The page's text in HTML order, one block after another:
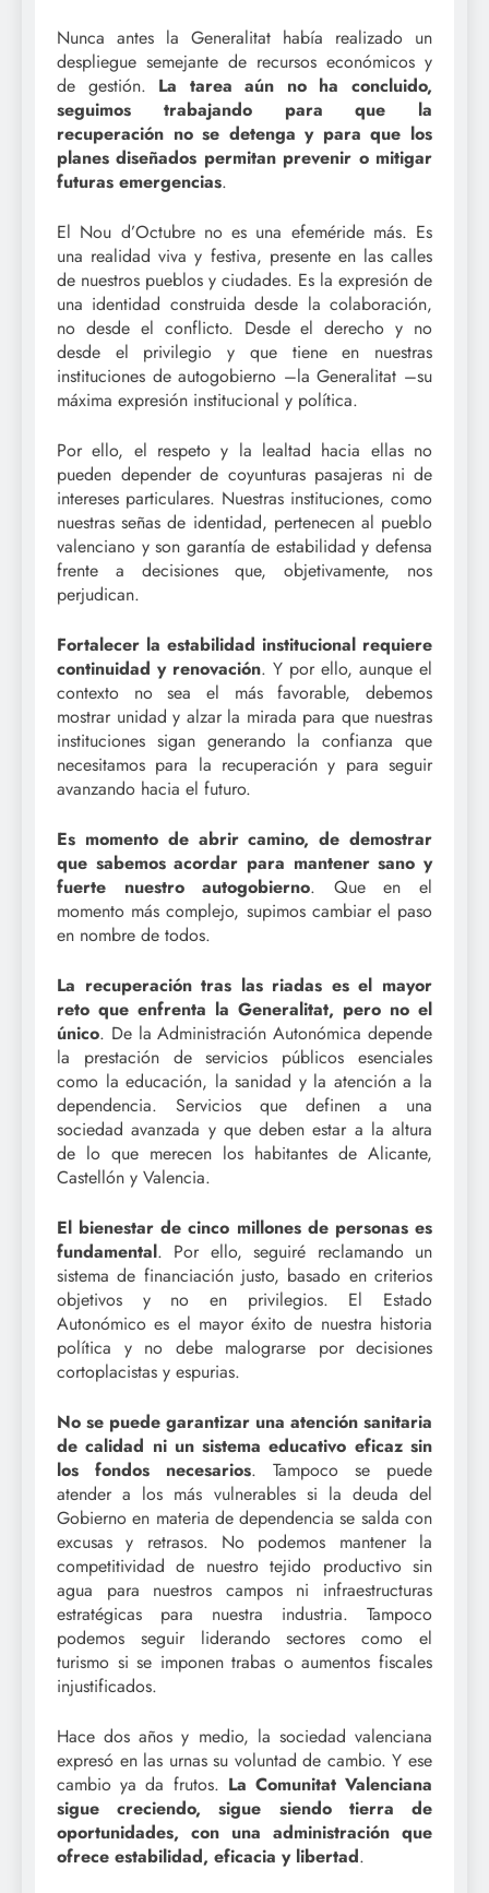
Nunca antes la Generalitat había realizado un
despliegue semejante de recursos económicos y
de gestión. La tarea aún no ha concluido,
seguimos trabajando para que la
recuperación no se detenga y para que los
planes diseñados permitan prevenir o mitigar
futuras emergencias.
El Nou d’Octubre no es una efeméride más. Es
una realidad viva y festiva, presente en las calles
de nuestros pueblos y ciudades. Es la expresión de
una identidad construida desde la colaboración,
no desde el conflicto. Desde el derecho y no
desde el privilegio y que tiene en nuestras
instituciones de autogobierno –la Generalitat –su
máxima expresión institucional y política.
Por ello, el respeto y la lealtad hacia ellas no
pueden depender de coyunturas pasajeras ni de
intereses particulares. Nuestras instituciones, como
nuestras señas de identidad, pertenecen al pueblo
valenciano y son garantía de estabilidad y defensa
frente a decisiones que, objetivamente, nos
perjudican.
Fortalecer la estabilidad institucional requiere
continuidad y renovación. Y por ello, aunque el
contexto no sea el más favorable, debemos
mostrar unidad y alzar la mirada para que nuestras
instituciones sigan generando la confianza que
necesitamos para la recuperación y para seguir
avanzando hacia el futuro.
Es momento de abrir camino, de demostrar
que sabemos acordar para mantener sano y
fuerte nuestro autogobierno. Que en el
momento más complejo, supimos cambiar el paso
en nombre de todos.
La recuperación tras las riadas es el mayor
reto que enfrenta la Generalitat, pero no el
único. De la Administración Autonómica depende
la prestación de servicios públicos esenciales
como la educación, la sanidad y la atención a la
dependencia. Servicios que definen a una
sociedad avanzada y que deben estar a la altura
de lo que merecen los habitantes de Alicante,
Castellón y Valencia.
El bienestar de cinco millones de personas es
fundamental. Por ello, seguiré reclamando un
sistema de financiación justo, basado en criterios
objetivos y no en privilegios. El Estado
Autonómico es el mayor éxito de nuestra historia
política y no debe malograrse por decisiones
cortoplacistas y espurias.
No se puede garantizar una atención sanitaria
de calidad ni un sistema educativo eficaz sin
los fondos necesarios. Tampoco se puede
atender a los más vulnerables si la deuda del
Gobierno en materia de dependencia se salda con
excusas y retrasos. No podemos mantener la
competitividad de nuestro tejido productivo sin
agua para nuestros campos ni infraestructuras
estratégicas para nuestra industria. Tampoco
podemos seguir liderando sectores como el
turismo si se imponen trabas o aumentos fiscales
injustificados.
Hace dos años y medio, la sociedad valenciana
expresó en las urnas su voluntad de cambio. Y ese
cambio ya da frutos. La Comunitat Valenciana
sigue creciendo, sigue siendo tierra de
oportunidades, con una administración que
ofrece estabilidad, eficacia y libertad.